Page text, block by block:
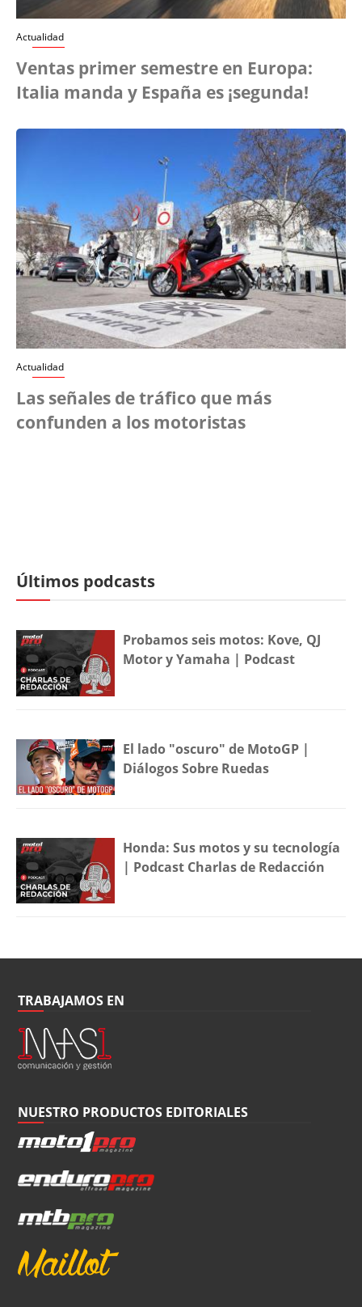
Actualidad
Ventas primer semestre en Europa:
Italia manda y España es ¡segunda!
Actualidad
Las señales de tráfico que más
confunden a los motoristas
Últimos podcasts
Probamos seis motos: Kove, QJ
Motor y Yamaha | Podcast
El lado "oscuro" de MotoGP |
Diálogos Sobre Ruedas
Honda: Sus motos y su tecnología
| Podcast Charlas de Redacción
TRABAJAMOS EN
NUESTRO PRODUCTOS EDITORIALES